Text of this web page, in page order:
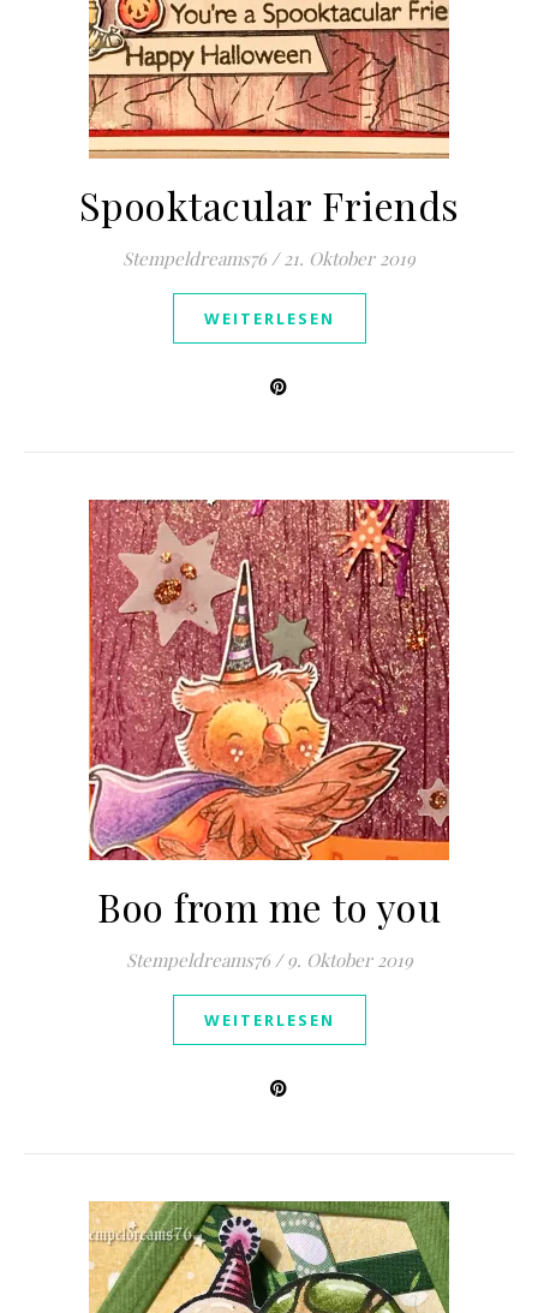
Spooktacular Friends
Stempeldreams76 / 21. Oktober 2019
WEITERLESEN
Boo from me to you
Stempeldreams76 / 9. Oktober 2019
WEITERLESEN